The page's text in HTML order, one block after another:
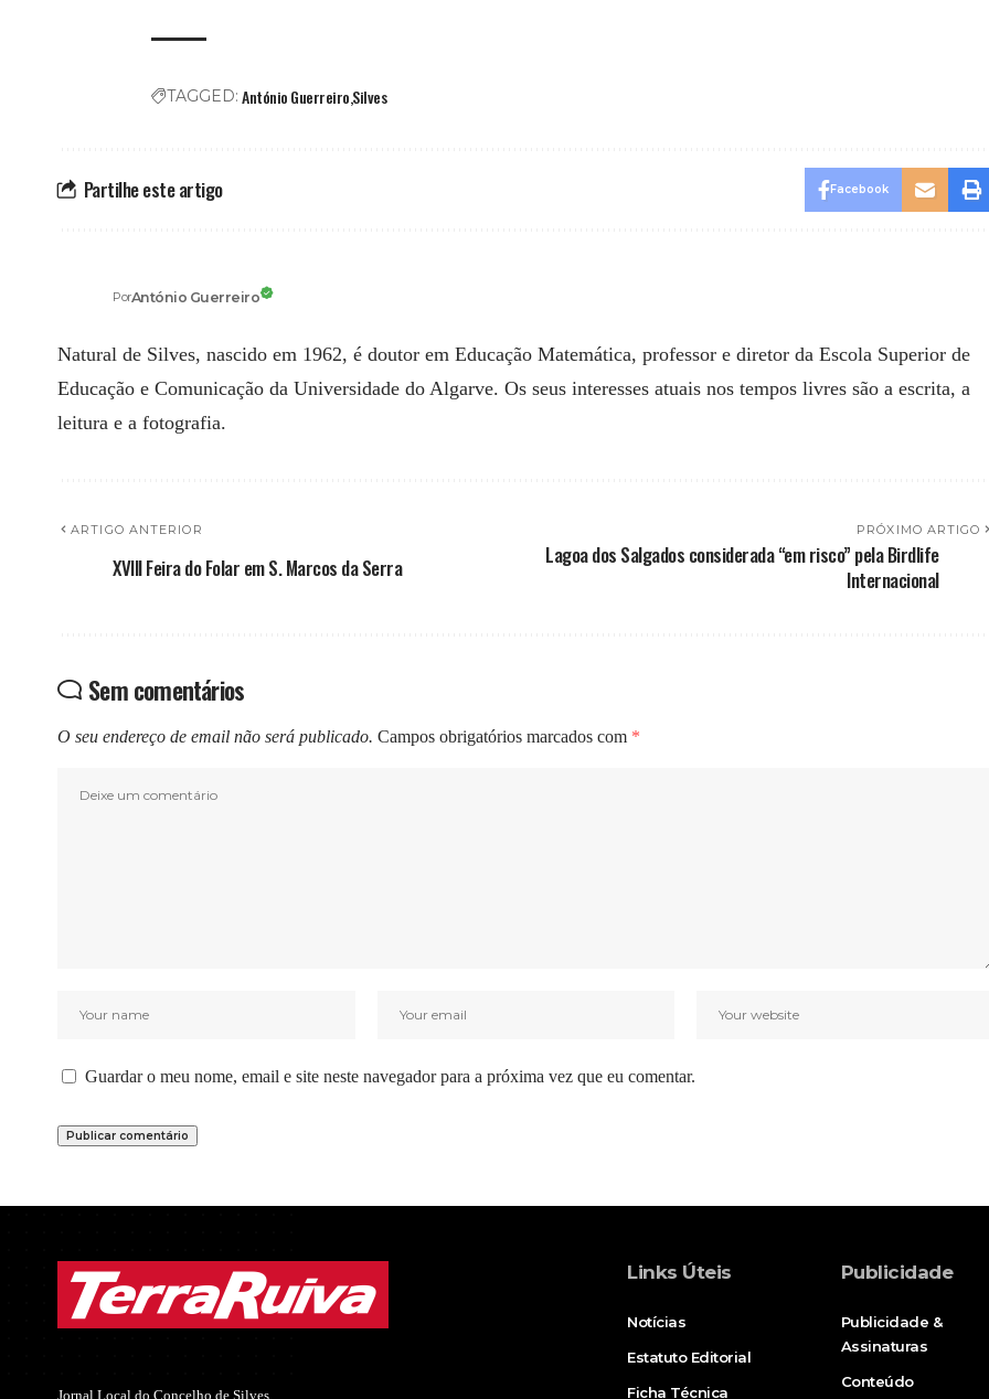
TAGGED: António GuerreiroSilves
Partilhe este artigo Facebook
PorAntónio Guerreiro
Natural de Silves, nascido em 1962, é doutor em Educação Matemática, professor e diretor da Escola Superior de
Educação e Comunicação da Universidade do Algarve. Os seus interesses atuais nos tempos livres são a escrita, a
leitura e a fotografia.
ARTIGO ANTERIOR
XVIII Feira do Folar em S. Marcos da Serra
PRÓXIMO ARTIGO
Lagoa dos Salgados considerada “em risco” pela Birdlife
Internacional
Sem comentários
O seu endereço de email não será publicado. Campos obrigatórios marcados com *
Guardar o meu nome, email e site neste navegador para a próxima vez que eu comentar.
Jornal Local do Concelho de Silves.
Links Úteis
Notícias
Estatuto Editorial
Ficha Técnica
Publicidade
Publicidade &
Assinaturas
Conteúdo